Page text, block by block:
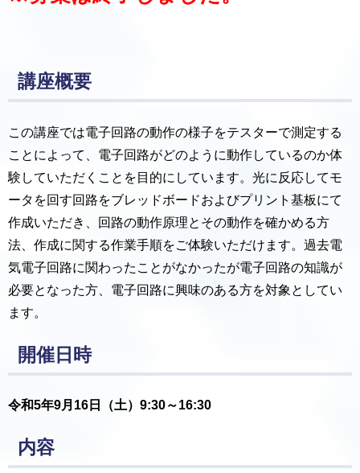
講座概要
この講座では電子回路の動作の様子をテスターで測定する
ことによって、電子回路がどのように動作しているのか体
験していただくことを目的にしています。光に反応してモ
ータを回す回路をブレッドボードおよびプリント基板にて
作成いただき、回路の動作原理とその動作を確かめる方
法、作成に関する作業手順をご体験いただけます。過去電
気電子回路に関わったことがなかったが電子回路の知識が
必要となった方、電子回路に興味のある方を対象としてい
ます。
開催日時
令和5年9月16日（土）9:30～16:30
内容